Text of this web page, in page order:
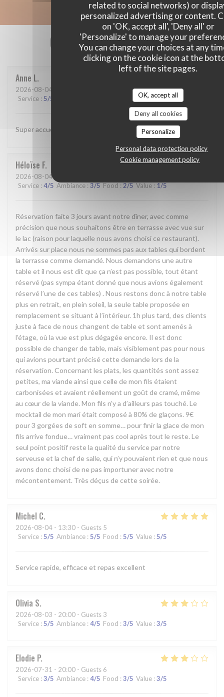
related to social networks) or
personalized advertising or content.
on 'OK, accept all', 'Deny all' or
'Personalize' to manage your
You can change your choices at any
clicking on the cookie icon at the
left of the site pages.
OK, accept all
Deny all cookies
Personalize
Personal data protection policy
Cookie management policy
Our customer ratings
Anne L
2026-08-04
Service : 5/5 /5 Value:3/5
Super accueil et service parfait
Héloïse F
2026-08-04- 20:00 - Guests 3
Service : 4/5 Ambiance : 3/5 Food : 2/5 Value : 1/5
Réservation faite 3 jours avant notre dîner, avec comme
précision que nous souhaitons être en terrasse avec vue sur
le lac (raison pour laquelle nous avons choisi ce restaurant).
Arrivés sur place nous ne sommes pas aux tables qui bordent
la terrasse comme demandé. Nous demandons une autre
table et il nous est dit que ça n’est pas possible, tout étant
réservé (pas sympa étant donné que nous avions également
réservé l’une de ces tables) . Nous restons donc à notre table
plus en retrait, en plein soleil, la seule table proposée en
remplacement se situant à l’intérieur. 1h plus tard, des clients
juste à face de nous changent de table et sont amenés à
l’étage, où la vue est plus dégagée encore. Il est donc
possible de changer de table, mais visiblement pas pour nous
qui avions pourtant précisé cette demande lors de la
réservation. Concernant les plats, les quantités sont assez
petites, ma viande ainsi que celle de mon fils étaient
carbonisées et avaient réellement un goût de cramé, même
au cœur de la viande. Mon fils n’y a d’ailleurs pas touché. Le
mocktail de mon mari était composé à 80% de glaçons. 9€
pour 3 gorgées de soft en somme… pour finir la glace de mon
fils arrive fondue… vraiment pas cool après tout le reste. Le
seul point positif reste la qualité du service par notre
serveuse et la chef de salle, qui n’y pouvaient rien et que nous
avons donc choisi de ne pas importuner avec notre
mécontentement. Très déçus de cette soirée.
Michel C
2026-08-04 - 13:30 - Guests 5
Service : 5/5 Ambiance : 5/5 Food : 5/5 Value : 5/5
Service rapide, efficace et repas excellent
Olivia S
2026-08-03 - 20:00 - Guests 3
Service : 5/5 Ambiance : 4/5 Food : 3/5 Value : 3/5
Elodie P
2026-07-31 - 20:00 - Guests 6
Service : 3/5 Ambiance : 4/5 Food : 3/5 Value : 3/5